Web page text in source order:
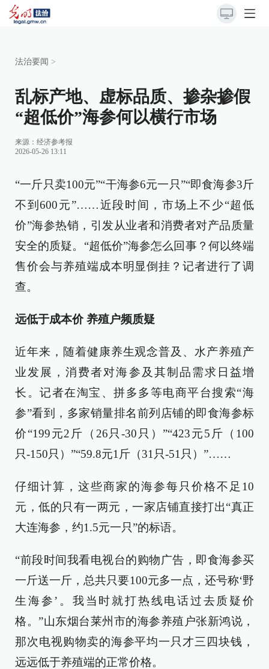
法治要闻 >
乱标产地、虚标品质、掺杂掺假
“超低价”海参何以横行市场
来源： 经济参考报
2026-05-26 13:11
“一斤只卖100元”“干海参6元一只”“即食海参3斤
不到600元”……近段时间，市场上不少“超低
价”海参热销，引发从业者和消费者对产品质量
安全的质疑。“超低价”海参怎么回事？何以终端
售价会与养殖端成本明显倒挂？记者进行了调
查。
远低于成本价 养殖户频质疑
近年来，随着健康养生观念普及、水产养殖产
业发展，消费者对海参及其制品需求日益增
长。记者在淘宝、拼多多等电商平台搜索“海
参”看到，多家销量排名前列店铺的即食海参标
价“199元2斤（26只-30只）”“423元5斤（100
只-150只）”“59.8元1斤（31只-51只）”……
仔细计算，这些商家的海参每只价格不足10
元，低的只有一两元，一家店铺直接打出“真正
大连海参，约1.5元一只”的标语。
“前段时间我看电视台的购物广告，即食海参买
一斤送一斤，总共只要100元多一点，还号称‘野
生海参’。我当时就打热线电话过去质疑价
格。”山东烟台莱州市的海参养殖户张新鸿说，
那次电视购物卖的海参平均一只才三四块钱，
远远低于养殖端的正常价格。